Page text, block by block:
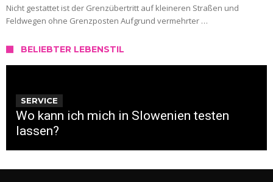
Nicht gestattet ist der Grenzübertritt auf kleineren Straßen und
Feldwegen ohne Grenzposten Aufgrund vermehrter …
BELIEBTER LEBENSTIL
SERVICE
Wo kann ich mich in Slowenien testen
lassen?